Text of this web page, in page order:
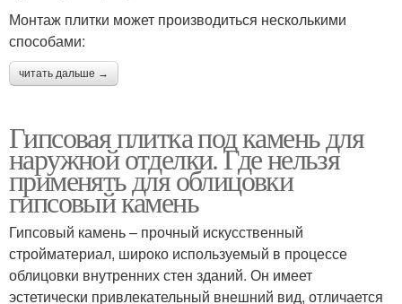
Монтаж плитки может производиться несколькими
способами:
читать дальше →
Гипсовая плитка под камень для
наружной отделки. Где нельзя
применять для облицовки
гипсовый камень
Гипсовый камень – прочный искусственный
стройматериал, широко используемый в процессе
облицовки внутренних стен зданий. Он имеет
эстетически привлекательный внешний вид, отличается